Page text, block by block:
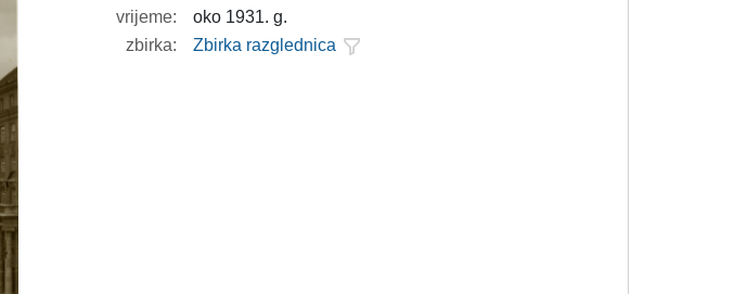
vrijeme:
oko 1931. g.
zbirka:
Zbirka razglednica